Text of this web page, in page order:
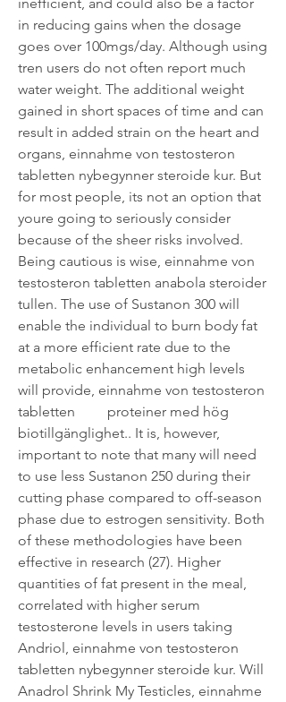
in reducing gains when the dosage
goes over 100mgs/day. Although using
tren users do not often report much
water weight. The additional weight
gained in short spaces of time and can
result in added strain on the heart and
organs, einnahme von testosteron
tabletten nybegynner steroide kur. But
for most people, its not an option that
youre going to seriously consider
because of the sheer risks involved.
Being cautious is wise, einnahme von
testosteron tabletten anabola steroider
tullen. The use of Sustanon 300 will
enable the individual to burn body fat
at a more efficient rate due to the
metabolic enhancement high levels
will provide, einnahme von testosteron
tabletten         proteiner med hög
biotillgänglighet.. It is, however,
important to note that many will need
to use less Sustanon 250 during their
cutting phase compared to off-season
phase due to estrogen sensitivity. Both
of these methodologies have been
effective in research (27). Higher
quantities of fat present in the meal,
correlated with higher serum
testosterone levels in users taking
Andriol, einnahme von testosteron
tabletten nybegynner steroide kur. Will
Anadrol Shrink My Testicles, einnahme